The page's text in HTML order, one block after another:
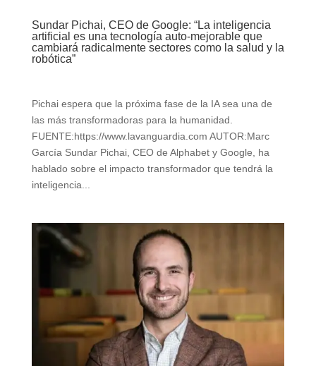
Sundar Pichai, CEO de Google: “La inteligencia
artificial es una tecnología auto-mejorable que
cambiará radicalmente sectores como la salud y la
robótica”
Pichai espera que la próxima fase de la IA sea una de
las más transformadoras para la humanidad.
FUENTE:https://www.lavanguardia.com AUTOR:Marc
García Sundar Pichai, CEO de Alphabet y Google, ha
hablado sobre el impacto transformador que tendrá la
inteligencia...